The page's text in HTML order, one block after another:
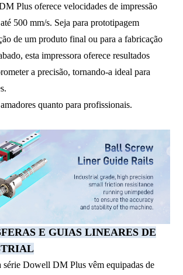
Plus oferece velocidades de impressão
500 mm/s. Seja para prototipagem
de um produto final ou para a fabricação
esta impressora oferece resultados
a precisão, tornando-a ideal para
quanto para profissionais.
E GUIAS LINEARES DE
série Dowell DM Plus vêm equipadas de